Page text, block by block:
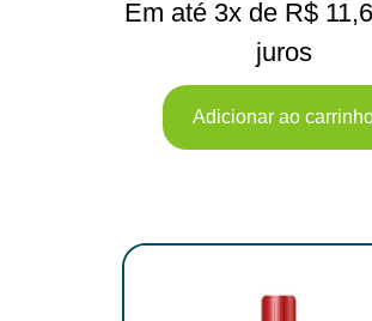
Em até 3x de R$
juros
Adicionar ao